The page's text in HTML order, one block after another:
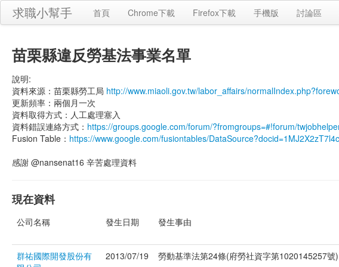
求職小幫手 首頁 Chrome下載 Firefox下載 手機版 討論區
苗栗縣違反勞基法事業名單
說明:
資料來源：苗栗縣勞工局 http://www.miaoli.gov.tw/labor_affairs/
更新頻率：兩個月一次
資料取得方式：人工處理塞入
資料錯誤連絡方式： https://groups.google.com/forum/?fromgroups=#!forum/
Fusion Table： https://www.google.com/fusiontables/
感謝 @nansenat16 辛苦處理資料
現在資料
公司名稱 發生日期 發生事由
群祐國際開發股份有
2013/07/19 勞動基準法第24條(府勞社資字第1020145257號)